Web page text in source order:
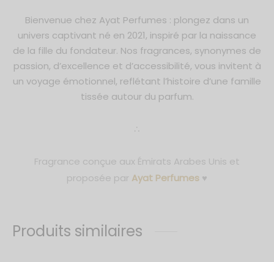
Bienvenue chez Ayat Perfumes : plongez dans un
univers captivant né en 2021, inspiré par la naissance
de la fille du fondateur. Nos fragrances, synonymes de
passion, d’excellence et d’accessibilité, vous invitent à
un voyage émotionnel, reflétant l’histoire d’une famille
tissée autour du parfum.
∴
Fragrance conçue aux Émirats Arabes Unis et
proposée par Ayat Perfumes ♥
Produits similaires